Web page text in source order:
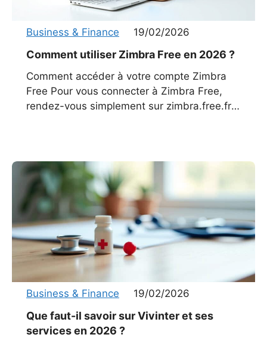
Business & Finance 19/02/2026
Comment utiliser Zimbra Free en 2026 ?
Comment accéder à votre compte Zimbra
Free Pour vous connecter à Zimbra Free,
rendez-vous simplement sur zimbra.free.fr.
Business & Finance 19/02/2026
Que faut-il savoir sur Vivinter et ses
services en 2026 ?